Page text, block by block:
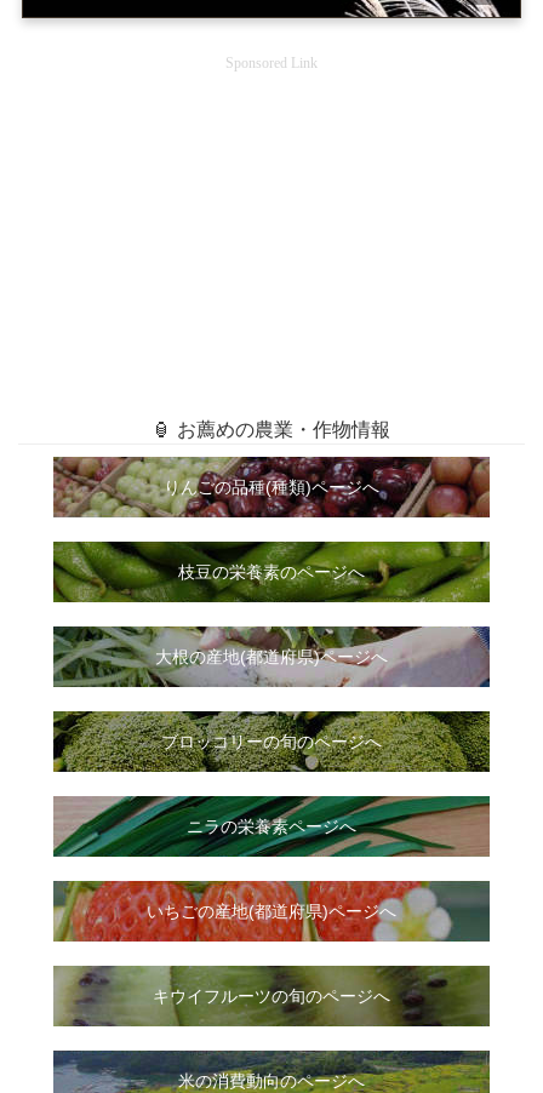
Sponsored Link
🏮 お薦めの農業・作物情報
りんごの品種(種類)ページへ
枝豆の栄養素のページへ
大根の産地(都道府県)ページへ
ブロッコリーの旬のページへ
ニラの栄養素ページへ
いちごの産地(都道府県)ページへ
キウイフルーツの旬のページへ
米の消費動向のページへ